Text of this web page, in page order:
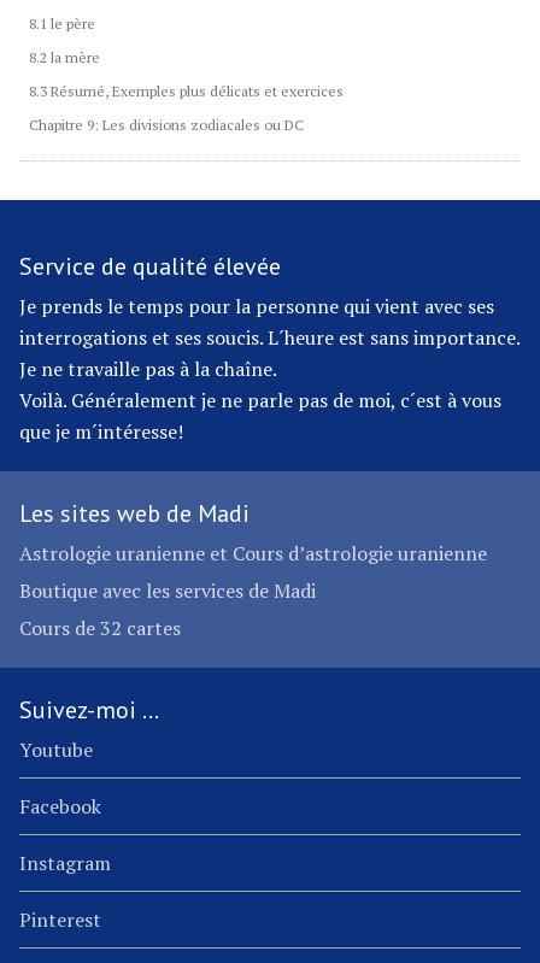
8.1 le père
8.2 la mère
8.3 Résumé, Exemples plus délicats et exercices
Chapitre 9: Les divisions zodiacales ou DC
Service de qualité élevée
Je prends le temps pour la personne qui vient avec ses
interrogations et ses soucis. L´heure est sans importance.
Je ne travaille pas à la chaîne.
Voilà. Généralement je ne parle pas de moi, c´est à vous
que je m´intéresse!
Les sites web de Madi
Astrologie uranienne et Cours d’astrologie uranienne
Boutique avec les services de Madi
Cours de 32 cartes
Suivez-moi …
Youtube
Facebook
Instagram
Pinterest